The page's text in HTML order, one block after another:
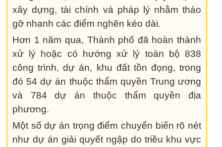
xây dựng, tài chính và pháp lý nhằm tháo
gỡ nhanh các điểm nghẽn kéo dài.
Hơn 1 năm qua, Thành phố đã hoàn thành
xử lý hoặc có hướng xử lý toàn bộ 838
công trình, dự án, khu đất tồn đọng, trong
đó 54 dự án thuộc thẩm quyền Trung ương
và 784 dự án thuộc thẩm quyền địa
phương.
Một số dự án trọng điểm chuyển biến rõ nét
như dự án giải quyết ngập do triều khu vực